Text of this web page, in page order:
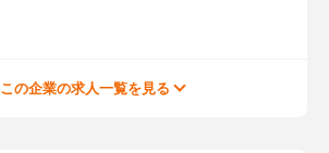
この企業の求人一覧を見る